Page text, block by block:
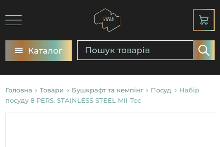
Каталог
Головна Товари Бушкрафт та кемпінг Посуд
Набір
посуду 8 PERS. STAINLESS STEEL Mil-Tec